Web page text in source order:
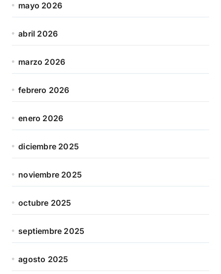
mayo 2026
abril 2026
marzo 2026
febrero 2026
enero 2026
diciembre 2025
noviembre 2025
octubre 2025
septiembre 2025
agosto 2025